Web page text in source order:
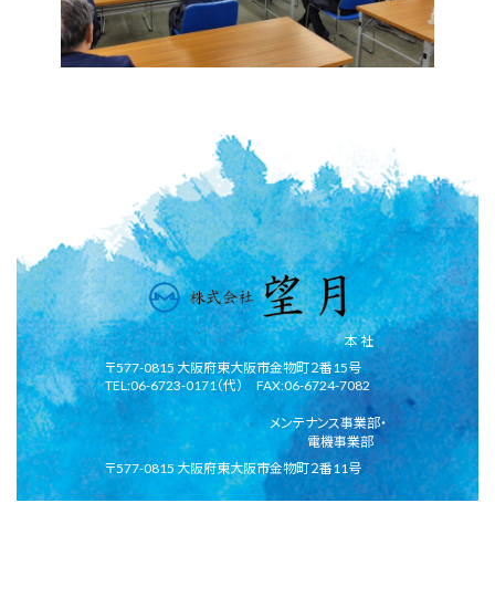
本 社
〒577-0815 大阪府東大阪市金物町２番15号
TEL:06-6723-0171（代） FAX:06-6724-7082
メンテナンス事業部・
電機事業部
〒577-0815 大阪府東大阪市金物町２番11号